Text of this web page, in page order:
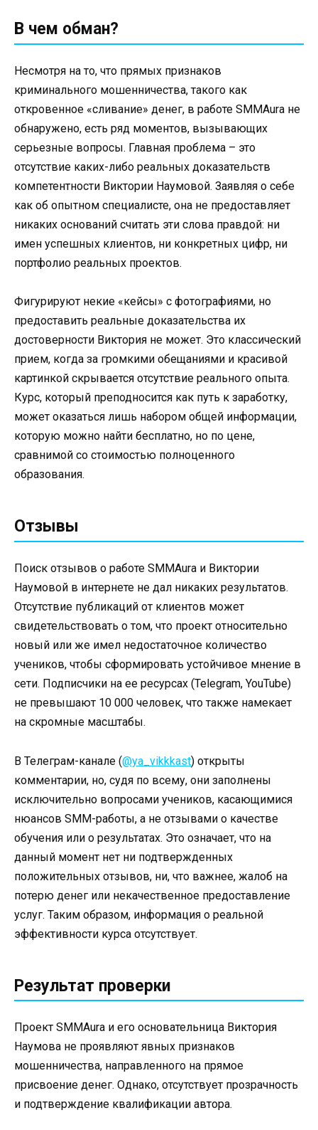
В чем обман?
Несмотря на то, что прямых признаков
криминального мошенничества, такого как
откровенное «сливание» денег, в работе SMMAura не
обнаружено, есть ряд моментов, вызывающих
серьезные вопросы. Главная проблема – это
отсутствие каких-либо реальных доказательств
компетентности Виктории Наумовой. Заявляя о себе
как об опытном специалисте, она не предоставляет
никаких оснований считать эти слова правдой: ни
имен успешных клиентов, ни конкретных цифр, ни
портфолио реальных проектов.
Фигурируют некие «кейсы» с фотографиями, но
предоставить реальные доказательства их
достоверности Виктория не может. Это классический
прием, когда за громкими обещаниями и красивой
картинкой скрывается отсутствие реального опыта.
Курс, который преподносится как путь к заработку,
может оказаться лишь набором общей информации,
которую можно найти бесплатно, но по цене,
сравнимой со стоимостью полноценного
образования.
Отзывы
Поиск отзывов о работе SMMAura и Виктории
Наумовой в интернете не дал никаких результатов.
Отсутствие публикаций от клиентов может
свидетельствовать о том, что проект относительно
новый или же имел недостаточное количество
учеников, чтобы сформировать устойчивое мнение в
сети. Подписчики на ее ресурсах (Telegram, YouTube)
не превышают 10 000 человек, что также намекает
на скромные масштабы.
В Телеграм-канале (@ya_vikkkast) открыты
комментарии, но, судя по всему, они заполнены
исключительно вопросами учеников, касающимися
нюансов SMM-работы, а не отзывами о качестве
обучения или о результатах. Это означает, что на
данный момент нет ни подтвержденных
положительных отзывов, ни, что важнее, жалоб на
потерю денег или некачественное предоставление
услуг. Таким образом, информация о реальной
эффективности курса отсутствует.
Результат проверки
Проект SMMAura и его основательница Виктория
Наумова не проявляют явных признаков
мошенничества, направленного на прямое
присвоение денег. Однако, отсутствует прозрачность
и подтверждение квалификации автора.